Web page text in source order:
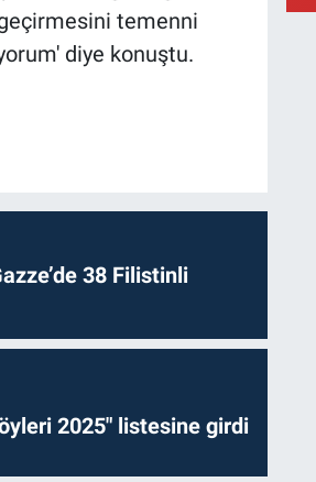
temenni
diye konuştu.
38 Filistinli
2025" listesine girdi